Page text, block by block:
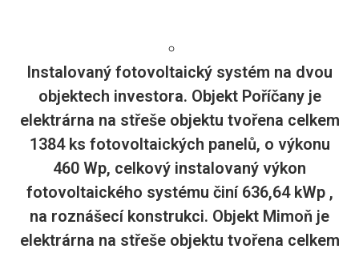
Instalovaný fotovoltaický systém na dvou
objektech investora. Objekt Poříčany je
elektrárna na střeše objektu tvořena celkem
1384 ks fotovoltaických panelů, o výkonu
460 Wp, celkový instalovaný výkon
fotovoltaického systému činí 636,64 kWp ,
na roznášecí konstrukci. Objekt Mimoň je
elektrárna na střeše objektu tvořena celkem